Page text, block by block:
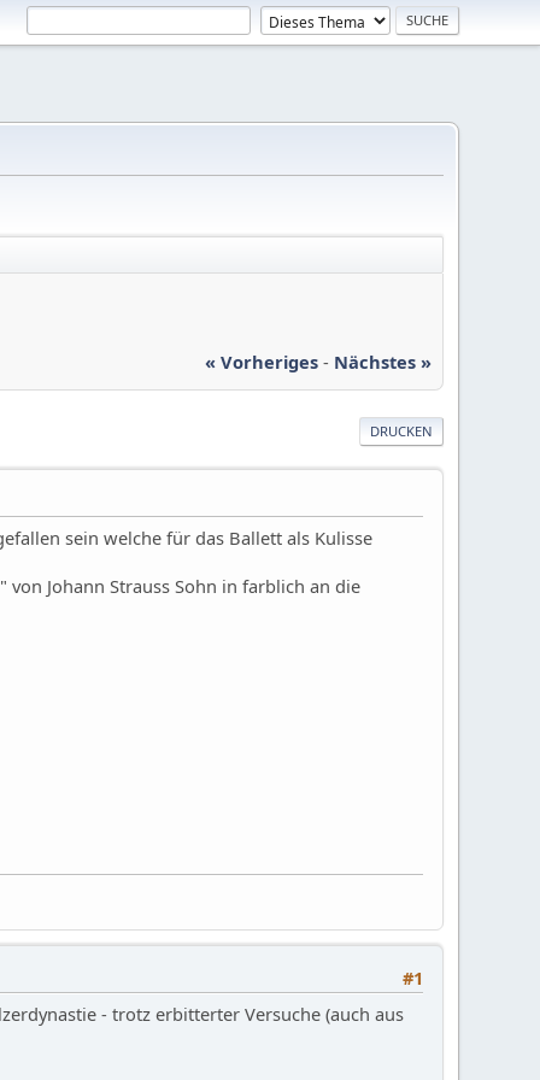
« Vorheriges- Nächstes »
DRUCKEN
sein welche für das Ballett als Kulisse
Johann Strauss Sohn in farblich an die
#1
- trotz erbitterter Versuche (auch aus